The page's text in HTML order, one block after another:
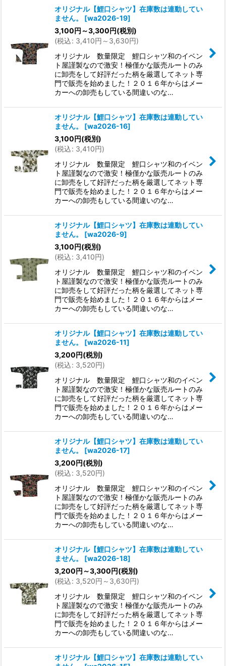
オリジナル【鯉口シャツ】在庫数は連動してい
ません。
[wa2026-19]
3,100円 ～3,300円(税別)
(税込: 3,410円 ～3,630円)
オリジナル 数量限定 鯉口シャツ和のイベン
ト屋謹製なので激安！極僅かな販売ルートのみ
に卸売をして好評だった柄を厳選してネット専
門で販売を始めました！２０１６年からはメー
カーへの卸売もしている間違いのな…
オリジナル【鯉口シャツ】在庫数は連動してい
ません。
[wa2026-16]
3,100円(税別)
(税込: 3,410円)
オリジナル 数量限定 鯉口シャツ和のイベン
ト屋謹製なので激安！極僅かな販売ルートのみ
に卸売をして好評だった柄を厳選してネット専
門で販売を始めました！２０１６年からはメー
カーへの卸売もしている間違いのな…
オリジナル【鯉口シャツ】在庫数は連動してい
ません。
[wa2026-9]
3,100円(税別)
(税込: 3,410円)
オリジナル 数量限定 鯉口シャツ和のイベン
ト屋謹製なので激安！極僅かな販売ルートのみ
に卸売をして好評だった柄を厳選してネット専
門で販売を始めました！２０１６年からはメー
カーへの卸売もしている間違いのな…
オリジナル【鯉口シャツ】在庫数は連動してい
ません。
[wa2026-11]
3,200円(税別)
(税込: 3,520円)
オリジナル 数量限定 鯉口シャツ和のイベン
ト屋謹製なので激安！極僅かな販売ルートのみ
に卸売をして好評だった柄を厳選してネット専
門で販売を始めました！２０１６年からはメー
カーへの卸売もしている間違いのな…
オリジナル【鯉口シャツ】在庫数は連動してい
ません。
[wa2026-17]
3,200円(税別)
(税込: 3,520円)
オリジナル 数量限定 鯉口シャツ和のイベン
ト屋謹製なので激安！極僅かな販売ルートのみ
に卸売をして好評だった柄を厳選してネット専
門で販売を始めました！２０１６年からはメー
カーへの卸売もしている間違いのな…
オリジナル【鯉口シャツ】在庫数は連動してい
ません。
[wa2026-18]
3,200円 ～3,300円(税別)
(税込: 3,520円 ～3,630円)
オリジナル 数量限定 鯉口シャツ和のイベン
ト屋謹製なので激安！極僅かな販売ルートのみ
に卸売をして好評だった柄を厳選してネット専
門で販売を始めました！２０１６年からはメー
カーへの卸売もしている間違いのな…
オリジナル【鯉口シャツ】在庫数は連動してい